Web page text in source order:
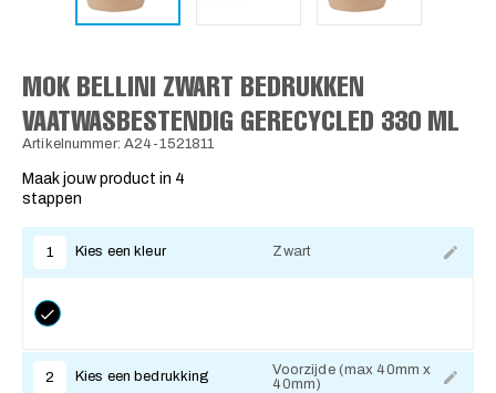
MOK BELLINI ZWART BEDRUKKEN
VAATWASBESTENDIG GERECYCLED 330 ML
Artikelnummer: A24-1521811
Maak jouw product in 4
stappen
1 Kies een kleur Zwart
2 Kies een bedrukking
Voorzijde (max 40mm x
40mm)